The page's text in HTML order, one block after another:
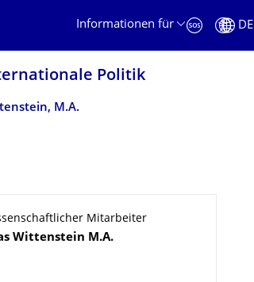
Informationen für
DE
Politik
M.A.
Mitarbeiter
Wittenstein M.A.